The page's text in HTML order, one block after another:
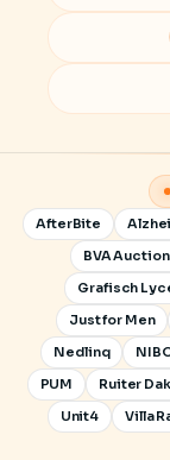
AfterBite
BVA
Grafisch
Just for Men
Nedlinq
PUM
Ruiter
Unit4
Villa